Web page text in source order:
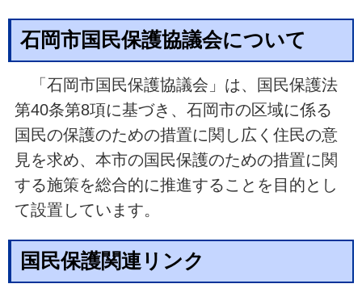
石岡市国民保護協議会について
「石岡市国民保護協議会」は、国民保護法
第40条第8項に基づき、石岡市の区域に係る
国民の保護のための措置に関し広く住民の意
見を求め、本市の国民保護のための措置に関
する施策を総合的に推進することを目的とし
て設置しています。
国民保護関連リンク